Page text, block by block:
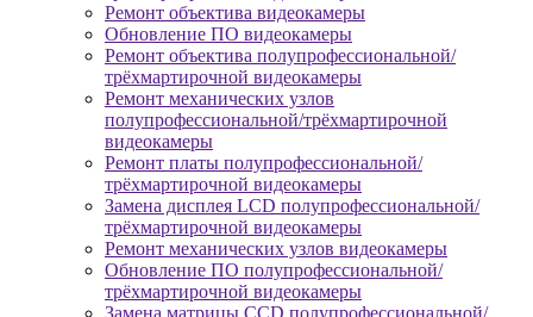
Ремонт объектива видеокамеры
Обновление ПО видеокамеры
Ремонт объектива полупрофессиональной/
трёхмартирочной видеокамеры
Ремонт механических узлов
полупрофессиональной/трёхмартирочной
видеокамеры
Ремонт платы полупрофессиональной/
трёхмартирочной видеокамеры
Замена дисплея LCD полупрофессиональной/
трёхмартирочной видеокамеры
Ремонт механических узлов видеокамеры
Обновление ПО полупрофессиональной/
трёхмартирочной видеокамеры
Замена матрицы CCD полупрофессиональной/